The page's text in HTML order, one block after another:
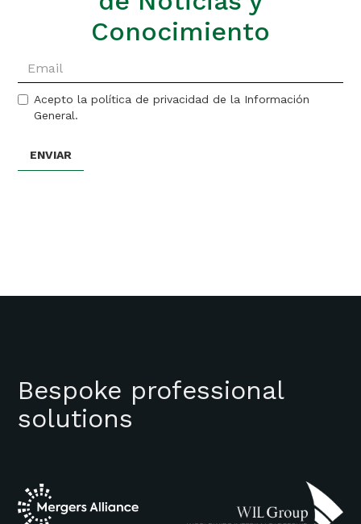
Conocimiento
Acepto la política de privacidad de la Información
General.
Bespoke professional
solutions